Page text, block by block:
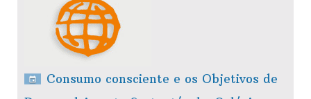
Consumo consciente e os Objetivos de